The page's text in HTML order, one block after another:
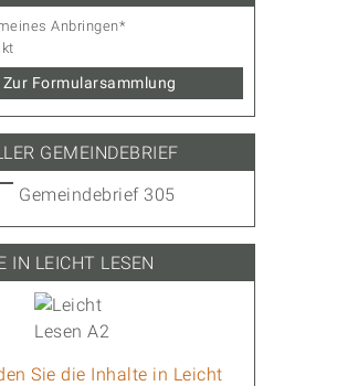
Anbringen*
Zur Formularsammlung
GEMEINDEBRIEF
Gemeindebrief 305
IN LEICHT LESEN
Sie die Inhalte in Leicht